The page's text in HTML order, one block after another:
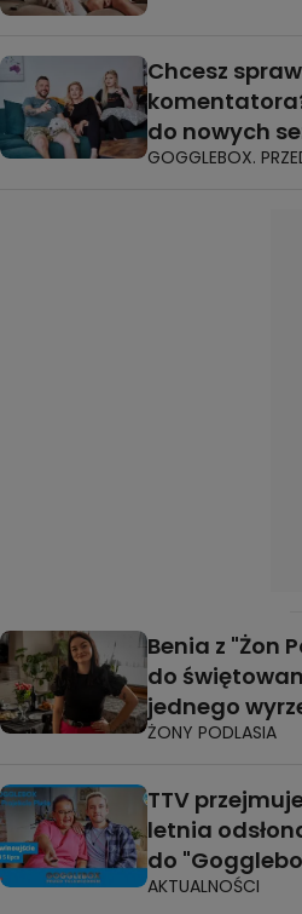
Chcesz
do nowych
GOGGLEBOX.
Benia z "Żon
do
jednego
ŻONY PODLASIA
TTV
letnia
do
AKTUALNOŚCI